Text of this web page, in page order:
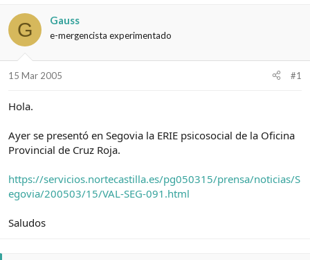
a
d
o
e
t
a
d
c
G Gauss
e-mergencista experimentado
15 Mar 2005 #1
Hola.
Ayer se presentó en Segovia la ERIE psicosocial de la Oficina
Provincial de Cruz Roja.
https://servicios.nortecastilla.es/pg050315/prensa/noticias/S
egovia/200503/15/VAL-SEG-091.html
Saludos